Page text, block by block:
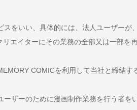
をいい、具体的には、法人ユーザーが
エイターにその業務の全部又は一部を
COMICを利用して当社と締結
ザーのために漫画制作業務を行う者を